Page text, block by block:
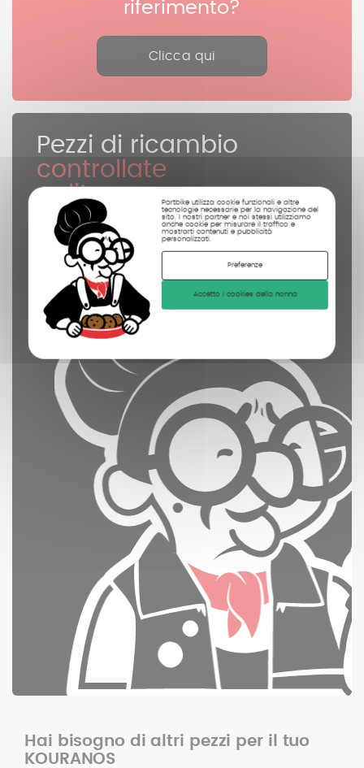
Partbike utilizza cookie funzionali e altre
tecnologie necessarie per la navigazione del
sito. I nostri partner e noi stessi utilizziamo
anche cookie per misurare il traffico e
mostrarti contenuti e pubblicità
personalizzati.
Preferenze
Accetto i cookies della nonna
riferimento?
Clicca qui
Pezzi di ricambio
controllate
pulite
fotografate
Hai bisogno di altri pezzi per il tuo
KOURANOS